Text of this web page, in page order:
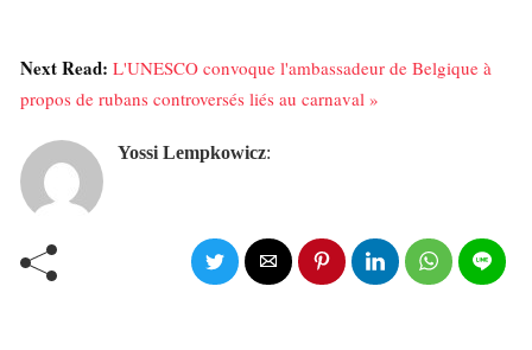
Next Read: L'UNESCO convoque l'ambassadeur de Belgique à
propos de rubans controversés liés au carnaval »
Yossi Lempkowicz: